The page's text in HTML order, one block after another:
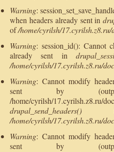
Warning:
when headers already sent in
of/home/cyrilsh/17.cyrilsh.z8.ru/
Warning: session_id(): Cannot
already sent in
/home/cyrilsh/17.cyrilsh.z8.ru/
Warning: Cannot modify
sent by
/home/cyrilsh/17.cyrilsh.z8.ru/
drupal_send_headers()
/home/cyrilsh/17.cyrilsh.z8.ru/
Warning: Cannot modify
sent by